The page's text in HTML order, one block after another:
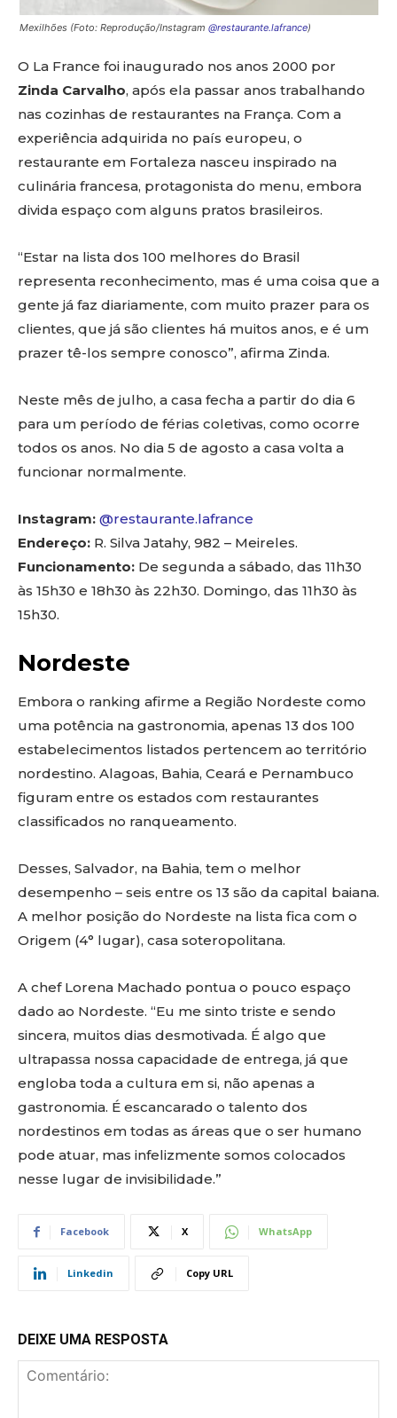
Mexilhões (Foto: Reprodução/Instagram @restaurante.lafrance)
O La France foi inaugurado nos anos 2000 por
Zinda Carvalho, após ela passar anos trabalhando
nas cozinhas de restaurantes na França. Com a
experiência adquirida no país europeu, o
restaurante em Fortaleza nasceu inspirado na
culinária francesa, protagonista do menu, embora
divida espaço com alguns pratos brasileiros.
“Estar na lista dos 100 melhores do Brasil
representa reconhecimento, mas é uma coisa que a
gente já faz diariamente, com muito prazer para os
clientes, que já são clientes há muitos anos, e é um
prazer tê-los sempre conosco”, afirma Zinda.
Neste mês de julho, a casa fecha a partir do dia 6
para um período de férias coletivas, como ocorre
todos os anos. No dia 5 de agosto a casa volta a
funcionar normalmente.
Instagram: @restaurante.lafrance
Endereço: R. Silva Jatahy, 982 – Meireles.
Funcionamento: De segunda a sábado, das 11h30
às 15h30 e 18h30 às 22h30. Domingo, das 11h30 às
15h30.
Nordeste
Embora o ranking afirme a Região Nordeste como
uma potência na gastronomia, apenas 13 dos 100
estabelecimentos listados pertencem ao território
nordestino. Alagoas, Bahia, Ceará e Pernambuco
figuram entre os estados com restaurantes
classificados no ranqueamento.
Desses, Salvador, na Bahia, tem o melhor
desempenho – seis entre os 13 são da capital baiana.
A melhor posição do Nordeste na lista fica com o
Origem (4° lugar), casa soteropolitana.
A chef Lorena Machado pontua o pouco espaço
dado ao Nordeste. “Eu me sinto triste e sendo
sincera, muitos dias desmotivada. É algo que
ultrapassa nossa capacidade de entrega, já que
engloba toda a cultura em si, não apenas a
gastronomia. É escancarado o talento dos
nordestinos em todas as áreas que o ser humano
pode atuar, mas infelizmente somos colocados
nesse lugar de invisibilidade.”
Facebook X WhatsApp
Linkedin Copy URL
DEIXE UMA RESPOSTA